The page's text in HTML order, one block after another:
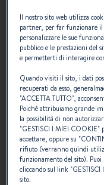
Scoprite le
Il nostro sito web utilizza
partner, per far funzionare
personalizzare le sue
pubblico e le prestazioni del
e permetterti di interagire
Quando visiti il sito, i dati
recuperati da esso,
"ACCETTA TUTTO",
Poiché attribuiamo grande
la possibilità di non
"GESTISCI I MIEI COOKIE"
accettare, oppure su "
rifiuto (verranno quindi
funzionamento del sito).
cliccando sul link "
sito.